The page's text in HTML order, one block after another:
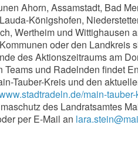
Ahorn, Assamstadt, Bad
Königshofen,
Wertheim und Wittighausen
oder den Landkreis
des Aktionszeitraums am
und Radelnden findet
Tauber-Kreis und den
main-
des Landratsamtes
per E-Mail an